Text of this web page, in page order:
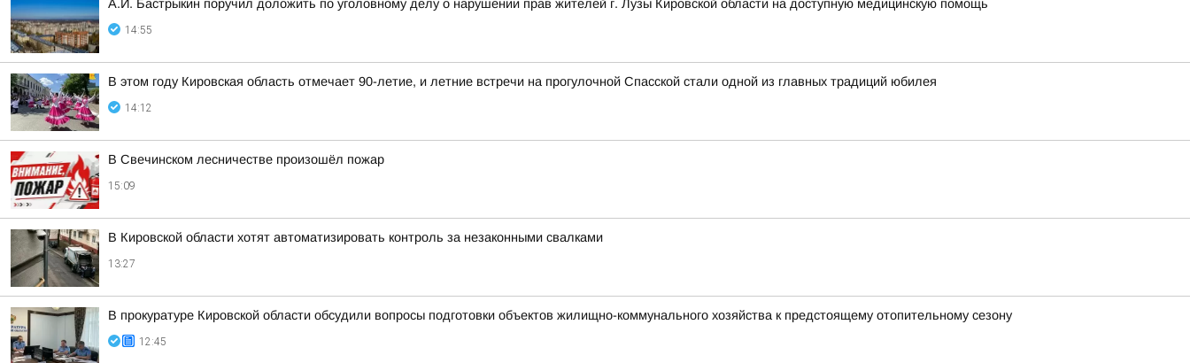
А.И. Бастрыкин поручил доложить по уголовному делу о нарушении прав жителей г. Лузы Кировской области на доступную медицинскую помощь
14:55
В этом году Кировская область отмечает 90-летие, и летние встречи на прогулочной Спасской стали одной из главных традиций юбилея
14:12
В Свечинском лесничестве произошёл пожар
15:09
В Кировской области хотят автоматизировать контроль за незаконными свалками
13:27
В прокуратуре Кировской области обсудили вопросы подготовки объектов жилищно-коммунального хозяйства к предстоящему отопительному сезону
12:45